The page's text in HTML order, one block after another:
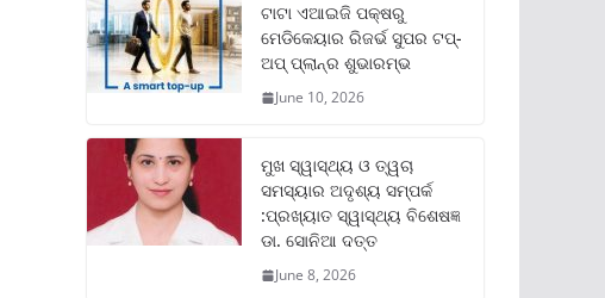
ଟାଟା ଏଆଇଜି ପକ୍ଷରୁ
ମେଡିକେୟାର ରିଜର୍ଭ ସୁପର ଟପ୍‌-
ଅପ୍ ପ୍ଲାନ୍‌ର ଶୁଭାରମ୍ଭ
June 10, 2026
ମୁଖ ସ୍ୱାସ୍ଥ୍ୟ ଓ ତ୍ୱଚା
ସମସ୍ୟାର ଅଦୃଶ୍ୟ ସମ୍ପର୍କ
:ପ୍ରଖ୍ୟାତ ସ୍ୱାସ୍ଥ୍ୟ ବିଶେଷଜ୍ଞ
ଡା. ସୋନିଆ ଦତ୍ତ
June 8, 2026